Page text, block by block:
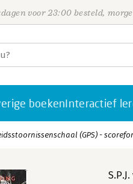
voor 23:00 besteld,
boekenInteractief
(GPS) -